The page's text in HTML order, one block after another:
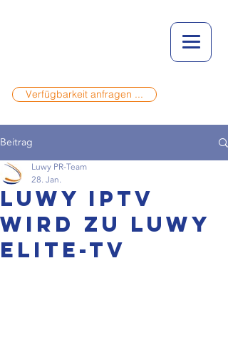
Verfügbarkeit anfragen ...
Beitrag
LUWY IPTV
wird zu LUWY
Elite-TV
Luwy PR-Team
28. Jan.